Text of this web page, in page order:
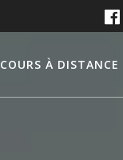
COURS À DISTANCE